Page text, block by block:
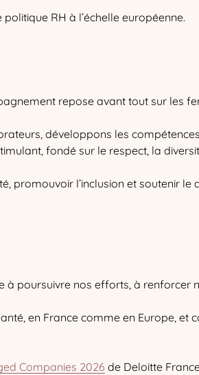
RH à l’échelle européenne.
repose avant tout sur les
développons les
fondé sur le respect, la
promouvoir l’inclusion et soutenir
poursuivre nos efforts, à renforcer
en France comme en Europe, et
Companies 2026 de Deloitte